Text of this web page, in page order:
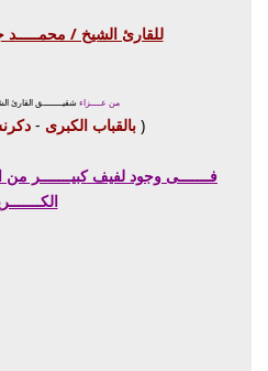
للقارئ الشيخ / محمـــــد
من عـــــزاء شقيـــــــــق القارئ
( بالقباب الكبرى -
فـــــــى وجود لفيف كبيـــــــر من